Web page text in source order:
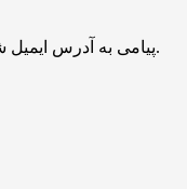
پیامی به آدرس ایمیل شما ارسال می شود.